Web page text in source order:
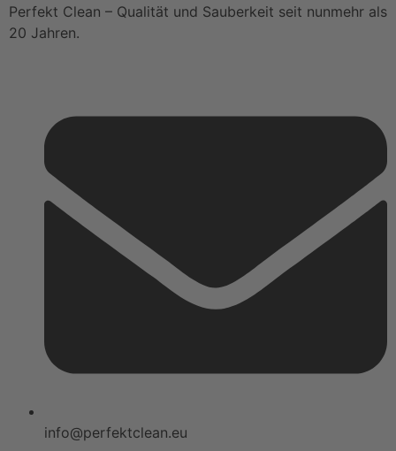
Perfekt Clean – Qualität und Sauberkeit seit nunmehr als
20 Jahren.
info@perfektclean.eu